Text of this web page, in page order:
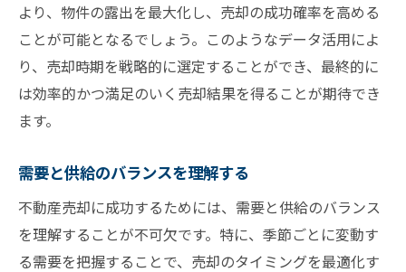
より、物件の露出を最大化し、売却の成功確率を高める
ことが可能となるでしょう。このようなデータ活用によ
り、売却時期を戦略的に選定することができ、最終的に
は効率的かつ満足のいく売却結果を得ることが期待でき
ます。
需要と供給のバランスを理解する
不動産売却に成功するためには、需要と供給のバランス
を理解することが不可欠です。特に、季節ごとに変動す
る需要を把握することで、売却のタイミングを最適化す